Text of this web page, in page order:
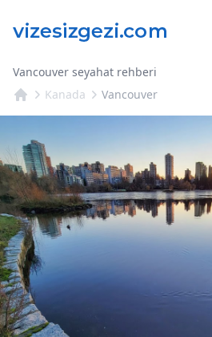
Vancouver seyahat rehberi
Kanada
Vancouver